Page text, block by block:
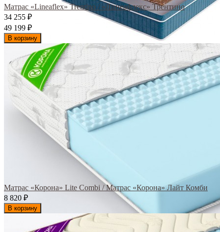
Матрас «Lineaflex» Trentino / «Линеафлекс» Трентино
34 255 ₽
49 199 ₽
В корзину
Матрас «Корона» Lite Combi / Матрас «Корона» Лайт Комби
8 820 ₽
В корзину